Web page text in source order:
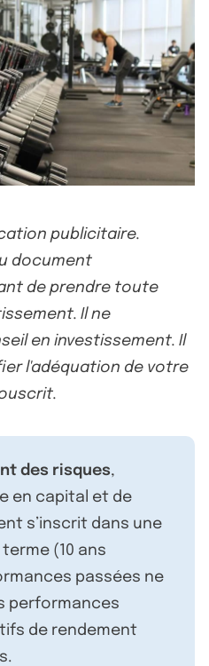
publicitaire.
document
de prendre toute
Il ne
en investissement. Il
l'adéquation de votre
des risques,
en capital et de
s’inscrit dans une
(10 ans
passées ne
performances
de rendement